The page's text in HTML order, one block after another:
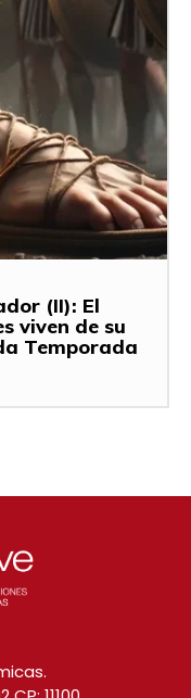
(II): El
viven de su
Temporada